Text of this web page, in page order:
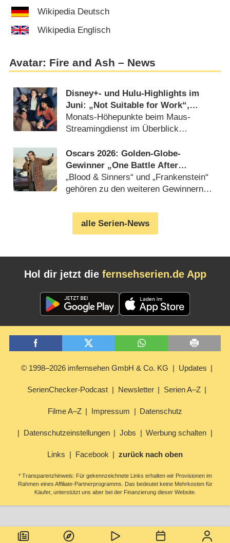
Wikipedia Deutsch
Wikipedia Englisch
Avatar: Fire and Ash – News
Disney+- und Hulu-Highlights im
Juni: „Not Suitable for Work“,
„Alice and Steve“ und „Avatar: Fire
and Ash“
Monats-Höhepunkte beim Maus-
Streamingdienst im Überblick
Oscars 2026: Golden-Globe-
Gewinner „One Battle After
Another“ räumt bei der
Preisverleihung ab
„Blood & Sinners“ und „Frankenstein“
gehören zu den weiteren Gewinnern
alle Serien-News
Hol dir jetzt die fernsehserien.de App
© 1998–2026 imfernsehen GmbH & Co. KG Updates
SerienChecker-Podcast Newsletter Serien A–Z
Filme A–Z Impressum Datenschutz
Datenschutzeinstellungen Jobs Werbung schalten
Links Facebook zurück nach oben
* Transparenzhinweis: Für gekennzeichnete Links erhalten wir Provisionen im
Rahmen eines Affiliate-Partnerprogramms. Das bedeutet keine Mehrkosten für
Käufer, unterstützt uns aber bei der Finanzierung dieser Website.